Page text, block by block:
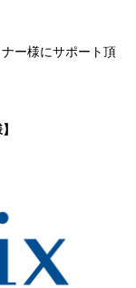
ー様にサポート頂